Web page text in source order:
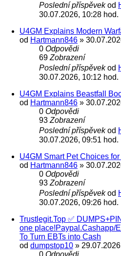
Poslední příspěvekod
30.07.2026, 10:28 hod.
U4GM Explains Modern
od Hartmann846 »
0 Odpovědi
69 Zobrazení
Poslední příspěvekod
30.07.2026, 10:12 hod.
U4GM Explains Beastfall
od Hartmann846 »
0 Odpovědi
93 Zobrazení
Poslední příspěvekod
30.07.2026, 09:51 hod.
U4GM Smart Pet Choices
od Hartmann846 »
0 Odpovědi
93 Zobrazení
Poslední příspěvekod
30.07.2026, 09:26 hod.
Trustlegit.Top ✅
one place!Paypal.Cashapp/
To Turn EBTs into Cash
od dumpstop10 »
0 Odpovědi